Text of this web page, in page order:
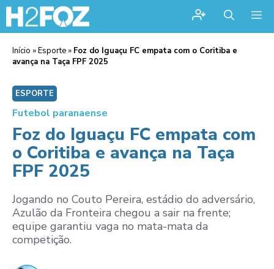
Início »Esporte » Foz do Iguaçu FC empata com o Coritiba e
avança na Taça FPF 2025
ESPORTE
Futebol paranaense
Foz do Iguaçu FC empata com
o Coritiba e avança na Taça
FPF 2025
Jogando no Couto Pereira, estádio do adversário,
Azulão da Fronteira chegou a sair na frente;
equipe garantiu vaga no mata-mata da
competição.